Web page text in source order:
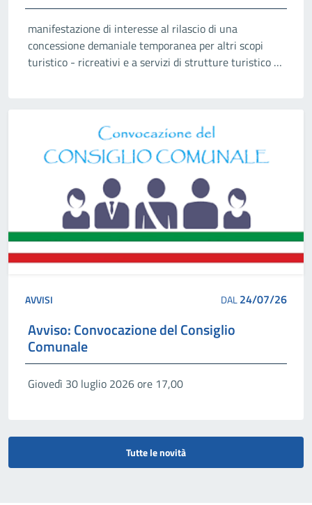
manifestazione di interesse al rilascio di una
concessione demaniale temporanea per altri scopi
turistico - ricreativi e a servizi di strutture turistico -
AVVISI DAL24/07/26
Avviso: Convocazione del Consiglio
Comunale
Giovedì 30 luglio 2026 ore 17,00
Tutte le novità